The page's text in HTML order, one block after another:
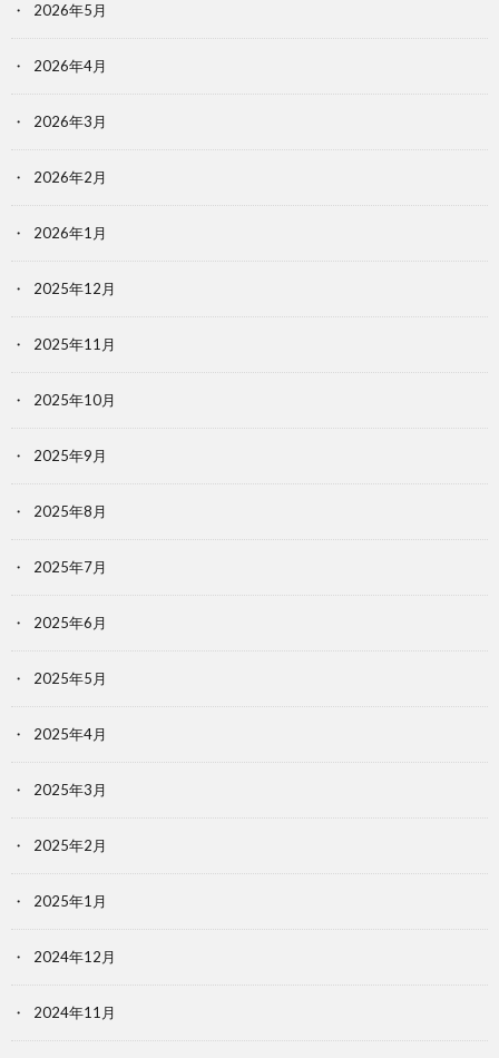
2026年5月
2026年4月
2026年3月
2026年2月
2026年1月
2025年12月
2025年11月
2025年10月
2025年9月
2025年8月
2025年7月
2025年6月
2025年5月
2025年4月
2025年3月
2025年2月
2025年1月
2024年12月
2024年11月